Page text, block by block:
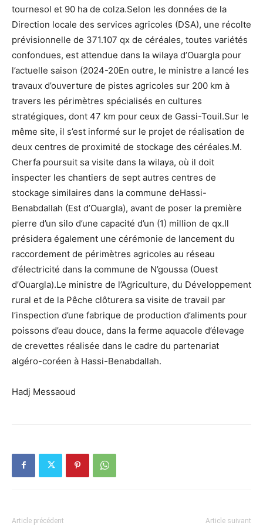
tournesol et 90 ha de colza.Selon les données de la
Direction locale des services agricoles (DSA), une récolte
prévisionnelle de 371.107 qx de céréales, toutes variétés
confondues, est attendue dans la wilaya d’Ouargla pour
l’actuelle saison (2024-20En outre, le ministre a lancé les
travaux d’ouverture de pistes agricoles sur 200 km à
travers les périmètres spécialisés en cultures
stratégiques, dont 47 km pour ceux de Gassi-Touil.Sur le
même site, il s’est informé sur le projet de réalisation de
deux centres de proximité de stockage des céréales.M.
Cherfa poursuit sa visite dans la wilaya, où il doit
inspecter les chantiers de sept autres centres de
stockage similaires dans la commune deHassi-
Benabdallah (Est d’Ouargla), avant de poser la première
pierre d’un silo d’une capacité d’un (1) million de qx.Il
présidera également une cérémonie de lancement du
raccordement de périmètres agricoles au réseau
d’électricité dans la commune de N’goussa (Ouest
d’Ouargla).Le ministre de l’Agriculture, du Développement
rural et de la Pêche clôturera sa visite de travail par
l’inspection d’une fabrique de production d’aliments pour
poissons d’eau douce, dans la ferme aquacole d’élevage
de crevettes réalisée dans le cadre du partenariat
algéro-coréen à Hassi-Benabdallah.
Hadj Messaoud
Article précédent Article suivant